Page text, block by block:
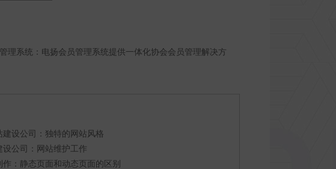
理系统：电扬会员管理系统提供一体化协会会员管理解决方
建设公司：独特的网站风格
设公司：网站维护工作
作：静态页面和动态页面的区别